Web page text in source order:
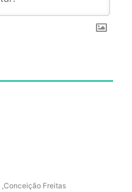
Conceição Freitas